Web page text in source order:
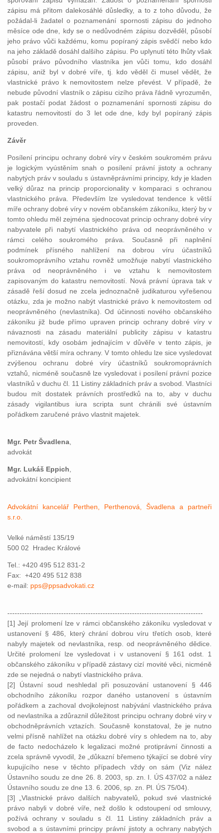
zápisu má přitom dalekosáhlé důsledky, a to z toho důvodu, že
požádal-li žadatel o poznamenání spornosti zápisu do jednoho
měsíce ode dne, kdy se o nedůvodném zápisu dozvěděl, působí
jeho právo vůči každému, komu popíraný zápis svědčí nebo kdo
na jeho základě dosáhl dalšího zápisu. Po uplynutí této lhůty však
působí právo původního vlastníka jen vůči tomu, kdo dosáhl
zápisu, aniž byl v dobré víře, tj. kdo věděl či musel vědět, že
vlastnické právo k nemovitostem nelze převést. V případě, že
nebude původní vlastník o zápisu cizího práva řádně vyrozuměn,
pak postačí podat žádost o poznamenání spornosti zápisu do
katastru nemovitostí do 3 let ode dne, kdy byl popíraný zápis
proveden.
Závěr
Posílení principu ochrany dobré víry v českém soukromém právu
je logickým vyústěním snah o posílení právní jistoty a ochrany
nabytých práv v souladu s ústavněprávními principy, kdy je kladen
velký důraz na princip proporcionality v komparaci s ochranou
vlastnického práva. Především lze vysledovat tendence k větší
míře ochrany dobré víry v novém občanském zákoníku, který by v
tomto ohledu měl zejména sjednocovat princip ochrany dobré víry
nabyvatele při nabytí vlastnického práva od neoprávněného v
rámci celého soukromého práva. Současně při naplnění
podmínek přísného nahlížení na dobrou víru účastníků
soukromoprávního vztahu rovněž umožňuje nabytí vlastnického
práva od neoprávněného i ve vztahu k nemovitostem
zapisovaným do katastru nemovitostí. Nová právní úprava tak v
zásadě řeší dosud ne zcela jednoznačně judikaturou vyřešenou
otázku, zda je možno nabýt vlastnické právo k nemovitostem od
neoprávněného (nevlastníka). Od účinnosti nového občanského
zákoníku již bude přímo upraven princip ochrany dobré víry v
návaznosti na zásadu materiální publicity zápisu v katastru
nemovitostí, kdy osobám jednajícím v důvěře v tento zápis, je
přiznávána větší míra ochrany. V tomto ohledu lze sice vysledovat
zvýšenou ochranu dobré víry účastníků soukromoprávních
vztahů, nicméně současně lze vysledovat i posílení právní pozice
vlastníků v duchu čl. 11 Listiny základních práv a svobod. Vlastníci
budou mít dostatek právních prostředků na to, aby v duchu
zásady vigilantibus iura scripta sunt chránili své ústavním
pořádkem zaručené právo vlastnit majetek.
Mgr. Petr Švadlena
advokát
Mgr. Lukáš Eppich
advokátní koncipient
Advokátní kancelář Perthen, Perthenová, Švadlena a partneři
s.r.o.
Velké náměstí 135/19
500 02 Hradec Králové
Tel.: +420 495 512 831-2
Fax: +420 495 512 838
e-mail: pps@ppsadvokati.cz
--------------------------------------------------------------------------------
[1] Její prolomení lze v rámci občanského zákoníku vysledovat v
ustanovení § 486, který chrání dobrou víru třetích osob, které
nabyly majetek od nevlastníka, resp. od neoprávněného dědice.
Určité prolomení lze vysledovat i v ustanovení § 161 odst. 1
občanského zákoníku v případě zástavy cizí movité věci, nicméně
zde se nejedná o nabytí vlastnického práva.
[2] Ústavní soud neshledal při posuzování ustanovení § 446
obchodního zákoníku rozpor daného ustanovení s ústavním
pořádkem a zachoval dvojkolejnost nabývání vlastnického práva
od nevlastníka a zdůraznil důležitost principu ochrany dobré víry v
obchodněprávních vztazích. Současně konstatoval, že je nutno
velmi přísně nahlížet na otázku dobré víry s ohledem na to, aby
de facto nedocházelo k legalizaci možné protiprávní činnosti a
zcela správně vyvodil, že „důkazní břemeno týkající se dobré víry
kupujícího nese v těchto případech vždy on sám (Viz nález
Ústavního soudu ze dne 26. 8. 2003, sp. zn. I. ÚS 437/02 a nález
Ústavního soudu ze dne 13. 6. 2006, sp. zn. Pl. ÚS 75/04).
[3] „Vlastnické právo dalších nabyvatelů, pokud své vlastnické
právo nabyli v dobré víře, než došlo k odstoupení od smlouvy,
požívá ochrany v souladu s čl. 11 Listiny základních práv a
svobod a s ústavními principy právní jistoty a ochrany nabytých